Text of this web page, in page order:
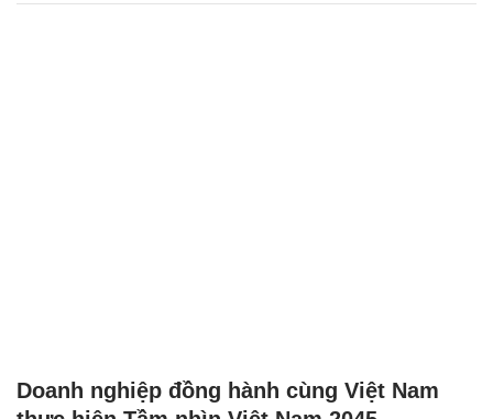
Doanh nghiệp đồng hành cùng Việt Nam